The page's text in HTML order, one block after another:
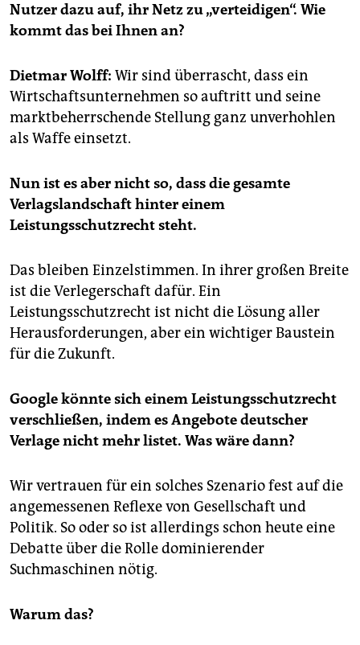
Nutzer dazu auf, ihr Netz zu „verteidigen“. Wie
kommt das bei Ihnen an?
Dietmar Wolff: Wir sind überrascht, dass ein
Wirtschaftsunternehmen so auftritt und seine
marktbeherrschende Stellung ganz unverhohlen
als Waffe einsetzt.
Nun ist es aber nicht so, dass die gesamte
Verlagslandschaft hinter einem
Leistungsschutzrecht steht.
Das bleiben Einzelstimmen. In ihrer großen Breite
ist die Verlegerschaft dafür. Ein
Leistungsschutzrecht ist nicht die Lösung aller
Herausforderungen, aber ein wichtiger Baustein
für die Zukunft.
Google könnte sich einem Leistungsschutzrecht
verschließen, indem es Angebote deutscher
Verlage nicht mehr listet. Was wäre dann?
Wir vertrauen für ein solches Szenario fest auf die
angemessenen Reflexe von Gesellschaft und
Politik. So oder so ist allerdings schon heute eine
Debatte über die Rolle dominierender
Suchmaschinen nötig.
Warum das?